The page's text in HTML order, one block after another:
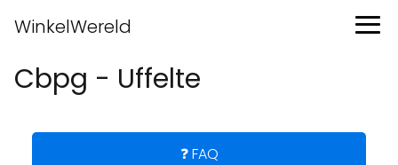
WinkelWereld
Cbpg - Uffelte
❓ FAQ